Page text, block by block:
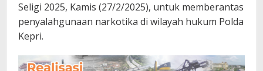
Seligi 2025, Kamis (27/2/2025), untuk memberantas
penyalahgunaan narkotika di wilayah hukum Polda
Kepri.